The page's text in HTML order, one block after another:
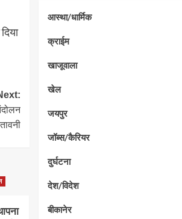
आस्था/धार्मिक
क्राईम
खाजूवाला
खेल
जयपुर
जॉब्स/कैरियर
दुर्घटना
देश/विदेश
बीकानेर